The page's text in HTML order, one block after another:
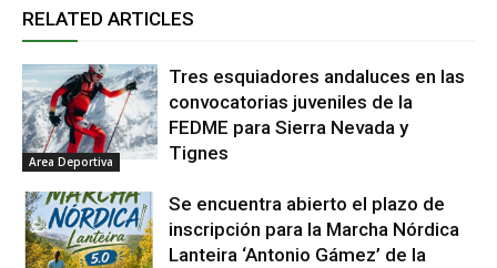
RELATED ARTICLES
Area Deportiva
Tres esquiadores andaluces en las
convocatorias juveniles de la
FEDME para Sierra Nevada y
Tignes
Se encuentra abierto el plazo de
inscripción para la Marcha Nórdica
Lanteira ‘Antonio Gámez’ de la